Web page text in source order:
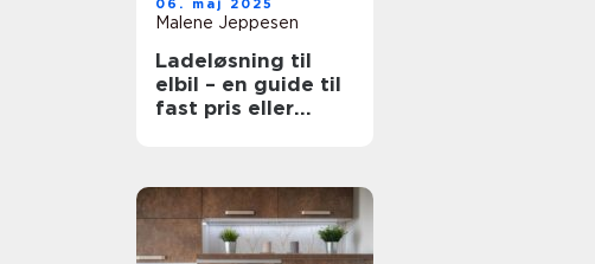
06. maj 2025
Malene Jeppesen
Ladeløsning til
elbil – en guide til
fast pris eller